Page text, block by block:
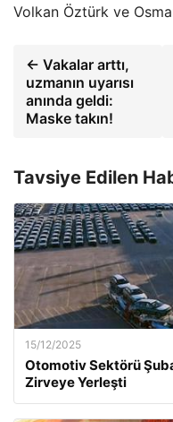
Volkan Öztürk ve
← Vakalar arttı,
uzmanın uyarısı
anında geldi:
Maske takın!
Tavsiye Edilen
15/12/2025
Otomotiv Sektörü
Zirveye Yerleşti